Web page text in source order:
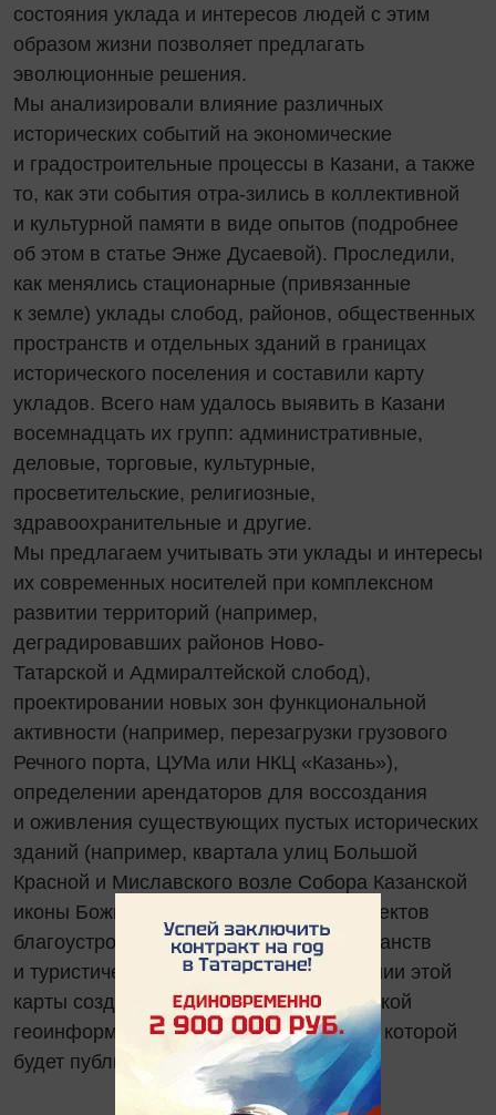
состояния уклада и интересов людей с этим
образом жизни позволяет предлагать
эволюционные решения.
Мы анализировали влияние различных
исторических событий на экономические
и градостроительные процессы в Казани, а также
то, как эти события отра-зились в коллективной
и культурной памяти в виде опытов (подробнее
об этом в статье Энже Дусаевой). Проследили,
как менялись стационарные (привязанные
к земле) уклады слобод, районов, общественных
пространств и отдельных зданий в границах
исторического поселения и составили карту
укладов. Всего нам удалось выявить в Казани
восемнадцать их групп: административные,
деловые, торговые, культурные,
просветительские, религиозные,
здравоохранительные и другие.
Мы предлагаем учитывать эти уклады и интересы
их современных носителей при комплексном
развитии территорий (например,
деградировавших районов Ново-
Татарской и Адмиралтейской слобод),
проектировании новых зон функциональной
активности (например, перезагрузки грузового
Речного порта, ЦУМа или НКЦ «Казань»),
определении арендаторов для воссоздания
и оживления существующих пустых исторических
зданий (например, квартала улиц Большой
Красной и Миславского возле Собора Казанской
иконы Божией матери), разработки проектов
благоустройства общественных пространств
и туристической навигации. На основании этой
карты создана база данных для городской
геоинформационной системы, доступ к которой
будет публичным.